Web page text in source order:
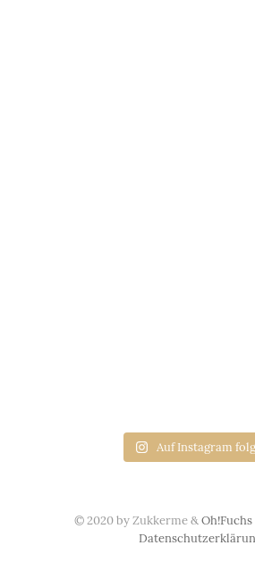
Auf Instagram
© 2020 by Zukkerme &Oh!Fuchs